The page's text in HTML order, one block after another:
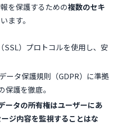
を保護するための複数のセキ
ます。
SSL）プロトコルを使用し、安
ータ保護規則（GDPR）に準拠
保護を徹底。
ータの所有権はユーザーにあ
ジ内容を監視することはな